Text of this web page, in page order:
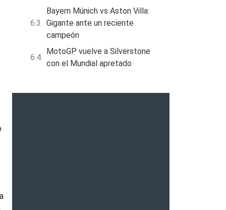
Bayern Múnich vs Aston Villa:
Gigante ante un reciente
campeón
MotoGP vuelve a Silverstone
con el Mundial apretado